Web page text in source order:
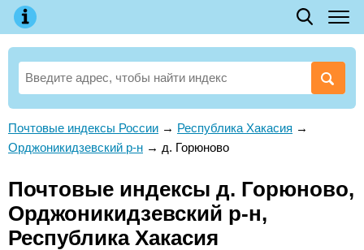
Почтовые индексы России → Республика Хакасия →
Орджоникидзевский р-н → д. Горюново
Почтовые индексы д. Горюново,
Орджоникидзевский р-н,
Республика Хакасия